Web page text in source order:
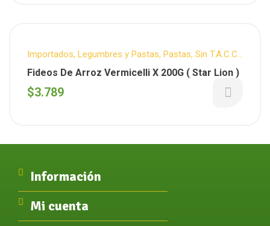
Importados, Legumbres y Pastas, Pastas, Sin T.A.C.C.
STAR LION
Fideos De Arroz Vermicelli X 200G ( Star Lion )
$3.789
Información
Mi cuenta